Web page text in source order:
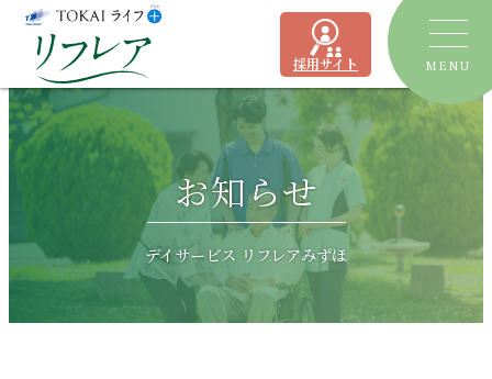
採用サイト MENU
トピックス
デイサービス
ショートステイ リフレア聖一色
有料老人ホーム リフレア上土
お知らせ
デイサービス リフレアみずほ